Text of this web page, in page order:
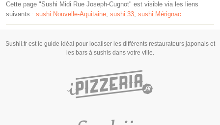
Cette page "Sushi Midi Rue Joseph-Cugnot" est visible via les liens
suivants : sushi Nouvelle-Aquitaine, sushi 33, sushi Mérignac.
Sushii.fr est le guide idéal pour localiser les différents restaurateurs japonais et
les bars à sushis dans votre ville.